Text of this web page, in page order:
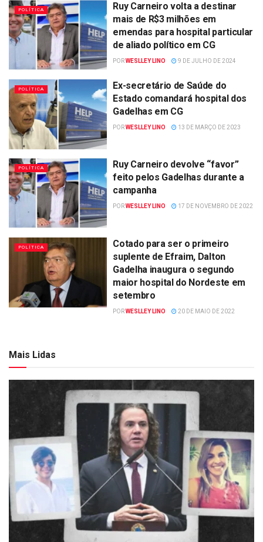
POLÍTICA
Ruy Carneiro volta a destinar
mais de R$3 milhões em
emendas para hospital particular
de aliado político em CG
PORWESLLEY LINO 9 DE JULHO DE 2024
POLÍTICA
Ex-secretário de Saúde do
Estado comandará hospital dos
Gadelhas em CG
PORWESLLEY LINO 13 DE MARÇO DE 2023
POLÍTICA
Ruy Carneiro devolve “favor”
feito pelos Gadelhas durante a
campanha
PORWESLLEY LINO 17 DE NOVEMBRO DE 2022
POLÍTICA
Cotado para ser o primeiro
suplente de Efraim, Dalton
Gadelha inaugura o segundo
maior hospital do Nordeste em
setembro
PORWESLLEY LINO 20 DE MAIO DE 2022
Mais Lidas